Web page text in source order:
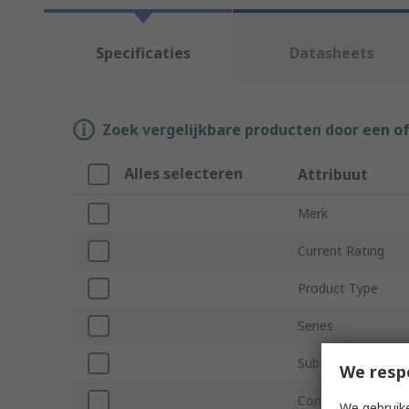
Specificaties Datasheets
Zoek vergelijkbare producten door een
Alles selecteren Attribuut
Merk
Current Rating
Product Type
Series
Sub Type
Connector Gender
We